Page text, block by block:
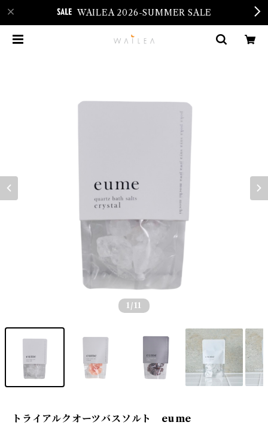
WAILEA 2026-SUMMER SALE
1 /11
トライアルクオーツバスソルト eume